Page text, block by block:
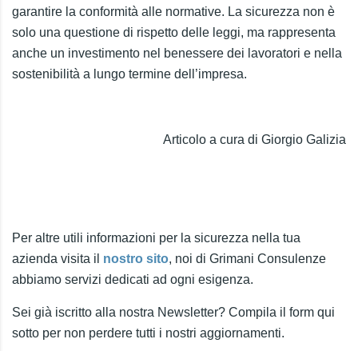
garantire la conformità alle normative. La sicurezza non è
solo una questione di rispetto delle leggi, ma rappresenta
anche un investimento nel benessere dei lavoratori e nella
sostenibilità a lungo termine dell’impresa.
Articolo a cura di Giorgio Galizia
Per altre utili informazioni per la sicurezza nella tua
azienda visita il nostro sito, noi di Grimani Consulenze
abbiamo servizi dedicati ad ogni esigenza.
Sei già iscritto alla nostra Newsletter? Compila il form qui
sotto per non perdere tutti i nostri aggiornamenti.